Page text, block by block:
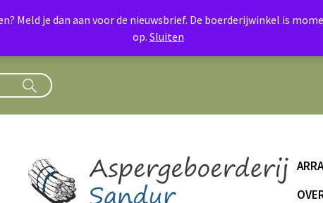
Meld je dan aan voor de nieuwsbrief. De boerderijwinkel is
op. Sluiten